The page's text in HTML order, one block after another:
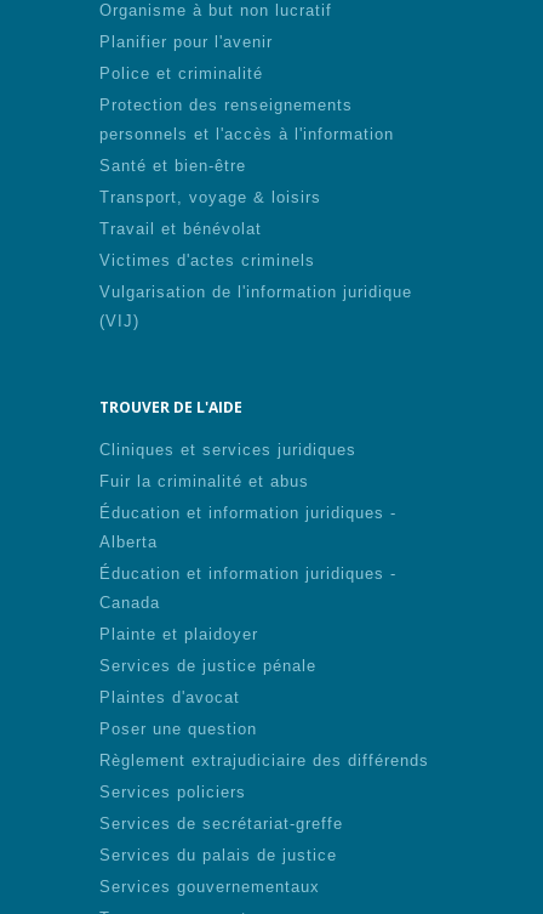
Organisme à but non lucratif
Planifier pour l'avenir
Police et criminalité
Protection des renseignements
personnels et l'accès à l'information
Santé et bien-être
Transport, voyage & loisirs
Travail et bénévolat
Victimes d'actes criminels
Vulgarisation de l'information juridique
(VIJ)
TROUVER DE L'AIDE
Cliniques et services juridiques
Fuir la criminalité et abus
Éducation et information juridiques -
Alberta
Éducation et information juridiques -
Canada
Plainte et plaidoyer
Services de justice pénale
Plaintes d'avocat
Poser une question
Règlement extrajudiciaire des différends
Services policiers
Services de secrétariat-greffe
Services du palais de justice
Services gouvernementaux